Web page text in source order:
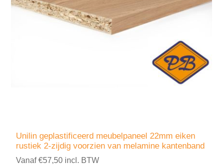
Unilin geplastificeerd meubelpaneel 22mm eiken
rustiek 2-zijdig voorzien van melamine kantenband
Vanaf €57,50 incl. BTW